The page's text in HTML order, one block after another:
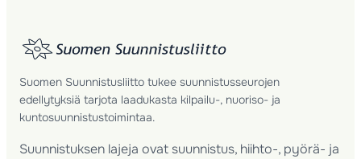
Suomen Suunnistusliitto tukee suunnistusseurojen
edellytyksiä tarjota laadukasta kilpailu-, nuoriso- ja
kuntosuunnistustoimintaa.
Suunnistuksen lajeja ovat suunnistus, hiihto-, pyörä- ja